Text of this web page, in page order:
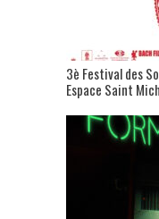
3è Festival des
Espace Saint